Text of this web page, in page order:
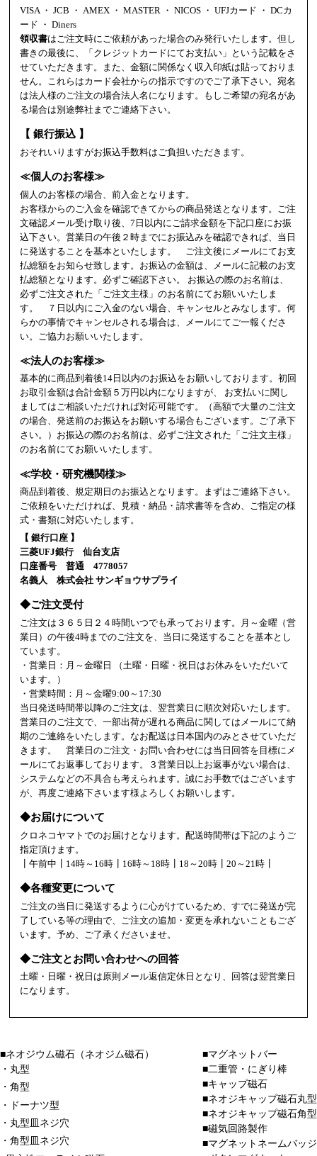
VISA ・ JCB ・ AMEX ・ MASTER ・ NICOS ・ UFJカード ・ DCカ
ード ・ Diners
領収書はご注文時にご依頼があった場合のみ発行いたします。但し
書きの最後に、「クレジットカードにてお支払い」という記載をさ
せていただきます。また、金額に関係なく収入印紙は貼っておりま
せん。これらはカード会社からの指示ですのでご了承下さい。宛名
は法人様のご注文の場合法人名になります。もしご希望の宛名があ
る場合は別途弊社までご連絡下さい。
【 銀行振込 】
おそれいりますがお振込手数料はご負担いただきます。
≪個人のお客様≫
個人のお客様の場合、前入金となります。
お客様からのご入金を確認できてからの商品発送となります。ご注
文確認メール受け取り後、7日以内にご請求金額を下記口座にお振
込下さい。営業日の午後２時までにお振込みを確認できれば、当日
に発送することを基本といたします。 ご注文後にメールにてお支
払総額をお知らせ致します。お振込の金額は、メールに記載のお支
払総額となります。必ずご確認下さい。 お振込の際のお名前は、
必ずご注文された「ご注文主様」のお名前にてお願いいたしま
す。 ７日以内にご入金のない場合、キャンセルとみなします。何
らかの事情でキャンセルされる場合は、メールにてご一報くださ
い。ご協力お願いいたします。
≪法人のお客様≫
基本的に商品到着後14日以内のお振込をお願いしております。初回
お取引金額は合計金額５万円以内になりますが、 お支払いに関し
ましてはご相談いただければ対応可能です。（高額で大量のご注文
の場合、発送前のお振込をお願いする場合もございます。ご了承下
さい。）お振込の際のお名前は、必ずご注文された「ご注文主様」
のお名前にてお願いいたします。
≪学校・研究機関様≫
商品到着後、規定期日のお振込となります。まずはご連絡下さい。
ご依頼をいただければ、見積・納品・請求書等を含め、ご指定の様
式・書類に対応いたします。
【 銀行口座 】
三菱UFJ銀行 仙台支店
口座番号 普通 4778057
名義人 株式会社 サンギョウサプライ
◆ご注文受付
ご注文は３６５日２４時間いつでも承っております。月～金曜（営
業日）の午後4時までのご注文を、当日に発送することを基本とし
ています。
・営業日：月～金曜日 （土曜・日曜・祝日はお休みをいただいて
います。）
・営業時間：月～金曜9:00～17:30
当日発送時間帯以降のご注文は、翌営業日に順次対応いたします。
営業日のご注文で、一部出荷が遅れる商品に関してはメールにて納
期のご連絡をいたします。なお配送は日本国内のみとさせていただ
きます。 営業日のご注文・お問い合わせには当日回答を目標にメ
ールにてお返事しております。３営業日以上お返事がない場合は、
システムなどの不具合も考えられます。誠にお手数ではございます
が、再度ご連絡下さいます様よろしくお願いします。
◆お届けについて
クロネコヤマトでのお届けとなります。配送時間帯は下記のようご
指定頂けます。
┃午前中┃14時～16時┃16時～18時┃18～20時┃20～21時┃
◆各種変更について
ご注文の当日に発送するように心がけているため、すでに発送が完
了している等の理由で、ご注文の追加・変更を承れないこともござ
います。予め、ご了承くださいませ。
◆ご注文とお問い合わせへの回答
土曜・日曜・祝日は原則メール返信定休日となり、回答は翌営業日
になります。
■ネオジウム磁石（ネオジム磁石）
・丸型
・角型
・ドーナツ型
・丸型皿ネジ穴
・角型皿ネジ穴
■マグネットバー
■二重管・にぎり棒
■キャップ磁石
■ネオジキャップ磁石丸型
■ネオジキャップ磁石角型
■磁気回路製作
■マグネットネームバッジ